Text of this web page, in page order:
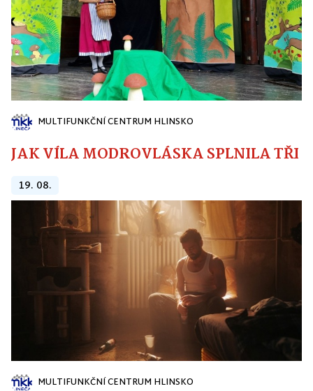
MULTIFUNKČNÍ CENTRUM HLINSKO
JAK VÍLA MODROVLÁSKA SPLNILA
19. 08.
MULTIFUNKČNÍ CENTRUM HLINSKO